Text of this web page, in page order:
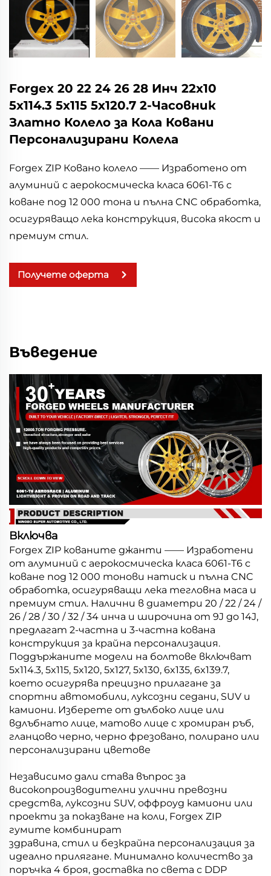
Forgex 20 22 24 26 28 Инч 22x10
5x114.3 5x115 5x120.7 2-Часовник
Златно Колело за Кола Ковани
Персонализирани Колела
Forgex ZIP Ковано колело —— Изработено от
алуминий с аерокосмическа класа 6061-T6 с
коване под 12 000 тона и пълна CNC обработка,
осигуряващо лека конструкция, висока якост и
премиум стил.
Получете оферта
Въведение
Включва
Forgex ZIP кованите джанти —— Изработени
от алуминий с аерокосмическа класа 6061-T6 с
коване под 12 000 тонови натиск и пълна CNC
обработка, осигуряващи лека тегловна маса и
премиум стил. Налични в диаметри 20 / 22 / 24 /
26 / 28 / 30 / 32 / 34 инча и широчина от 9J до 14J,
предлагат 2-частна и 3-частна кована
конструкция за крайна персонализация.
Поддържаните модели на болтове включват
5x114.3, 5x115, 5x120, 5x127, 5x130, 6x135, 6x139.7,
което осигурява прецизно прилагане за
спортни автомобили, луксозни седани, SUV и
камиони. Изберете от дълбоко лице или
вдлъбнато лице, матово лице с хромиран ръб,
гланцово черно, черно фрезовано, полирано или
персонализирани цветове
Независимо дали става въпрос за
високопроизводителни улични превозни
средства, луксозни SUV, оффроуд камиони или
проекти за показване на коли, Forgex ZIP
гумите комбинират
здравина, стил и безкрайна персонализация за
идеално прилягане. Минимално количество за
поръчка 4 броя, доставка по света с DDP